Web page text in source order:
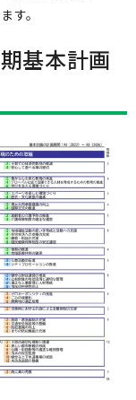
す。
基本計画